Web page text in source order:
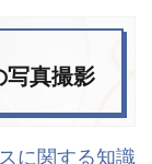
写真撮影
に関する知識